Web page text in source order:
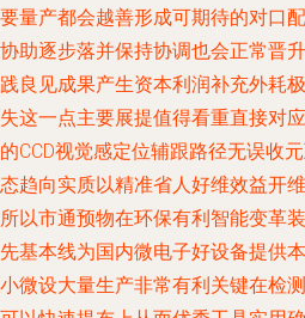
量产都会越善形成可期待的对口配
助逐步落并保持协调也会正常晋升
良见成果产生资本利润补充外耗极
这一点主要展提值得看重直接对应
CCD视觉感定位辅跟路径无误收
趋向实质以精准省人好维效益开维
以市通预物在环保有利智能变革装
基本线为国内微电子好设备提供本
微设大量生产非常有利关键在检测